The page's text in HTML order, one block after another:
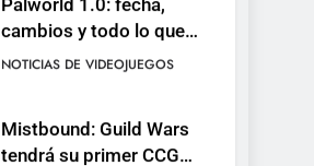
llega con el lanzamiento
NOTICIAS DE VIDEOJUEGOS
tendrá su primer CCG
digital para PC y móviles
NOTICIAS DE VIDEOJUEGOS